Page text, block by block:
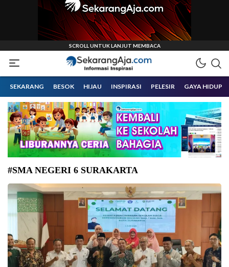
Sekarangaja
Informasi Inspirasi Malang Raya
SEKARANG BESOK HIJAU INSPIRASI PELESIR GAYA HIDUP
#SMA NEGERI 6 SURAKARTA
Pengimbasan sekolah siaga kependudukan di MAN 1 Surakarta. (Foto:
Kemenag.go.id)